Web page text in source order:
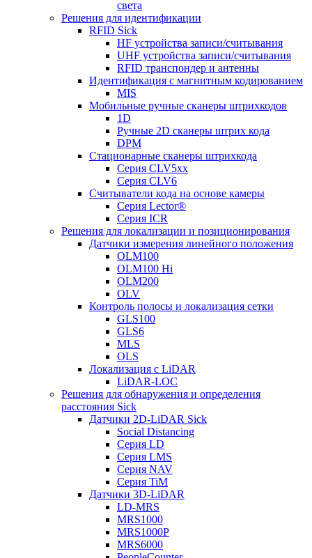
света
Решения для идентификации
RFID Sick
HF устройства записи/считывания
UHF устройства записи/считывания
RFID транспондер и антенны
Идентификация с магнитным кодированием
MIS
Мобильные ручные сканеры штрихкодов
1D
Ручные 2D сканеры штрих кода
DPM
Стационарные сканеры штрихкода
Серия CLV5xx
Серия CLV6
Считыватели кода на основе камеры
Серия Lector®
Серия ICR
Решения для локализации и позиционирования
Датчики измерения линейного положения
OLM100
OLM100 Hi
OLM200
OLV
Контроль полосы и локализация сетки
GLS100
GLS6
MLS
OLS
Локализация с LiDAR
LiDAR-LOC
Решения для обнаружения и определения
расстояния Sick
Датчики 2D-LiDAR Sick
Social Distancing
Серия LD
Серия LMS
Серия NAV
Серия TiM
Датчики 3D-LiDAR
LD-MRS
MRS1000
MRS1000P
MRS6000